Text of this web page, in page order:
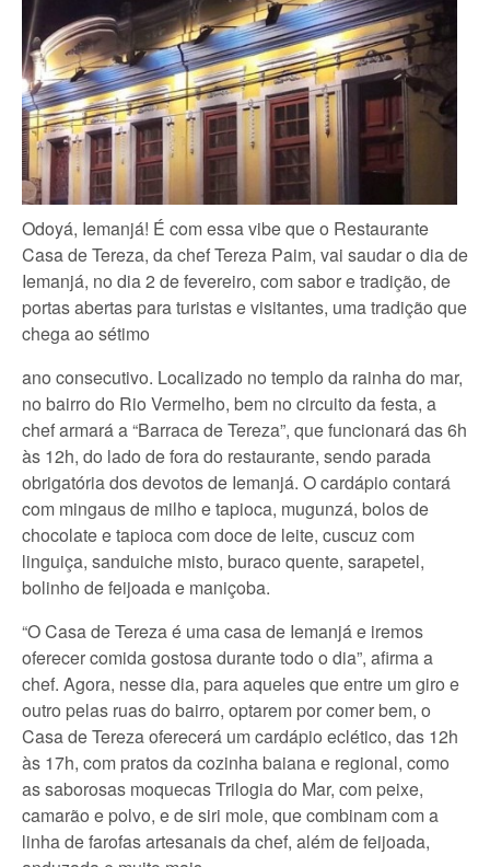
Odoyá, Iemanjá! É com essa vibe que o Restaurante
Casa de Tereza, da chef Tereza Paim, vai saudar o dia de
Iemanjá, no dia 2 de fevereiro, com sabor e tradição, de
portas abertas para turistas e visitantes, uma tradição que
chega ao sétimo
ano consecutivo. Localizado no templo da rainha do mar,
no bairro do Rio Vermelho, bem no circuito da festa, a
chef armará a “Barraca de Tereza”, que funcionará das 6h
às 12h, do lado de fora do restaurante, sendo parada
obrigatória dos devotos de Iemanjá. O cardápio contará
com mingaus de milho e tapioca, mugunzá, bolos de
chocolate e tapioca com doce de leite, cuscuz com
linguiça, sanduiche misto, buraco quente, sarapetel,
bolinho de feijoada e maniçoba.
“O Casa de Tereza é uma casa de Iemanjá e iremos
oferecer comida gostosa durante todo o dia”, afirma a
chef. Agora, nesse dia, para aqueles que entre um giro e
outro pelas ruas do bairro, optarem por comer bem, o
Casa de Tereza oferecerá um cardápio eclético, das 12h
às 17h, com pratos da cozinha baiana e regional, como
as saborosas moquecas Trilogia do Mar, com peixe,
camarão e polvo, e de siri mole, que combinam com a
linha de farofas artesanais da chef, além de feijoada,